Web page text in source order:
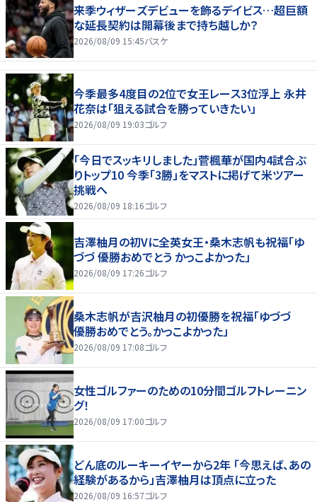
来季ウィザーズデビューを飾るデイビス…超巨額
な延長契約は開幕後まで持ち越しか？
2026/08/09 15:45バスケ
今季最多4度目の2位で女王レース3位浮上 永井
花奈は「狙える試合を勝っていきたい」
2026/08/09 19:03ゴルフ
「今日でスッキリしました」菅楓華が国内4試合ぶ
りトップ10 今季「3勝」をマストに掲げて米ツアー
挑戦へ
2026/08/09 18:16ゴルフ
吉澤柚月の初Vに全英女王・桑木志帆も祝福「ゆ
づづ 優勝おめでとう かっこよかった」
2026/08/09 17:26ゴルフ
桑木志帆が吉沢柚月の初優勝を祝福「ゆづづ
優勝おめでとう。かっこよかった」
2026/08/09 17:08ゴルフ
女性ゴルファーのための10分間ゴルフトレーニン
グ！
2026/08/09 17:00ゴルフ
どん底のルーキーイヤーから2年 「今思えば、あの
経験があるから」吉澤柚月は頂点に立った
2026/08/09 16:57ゴルフ